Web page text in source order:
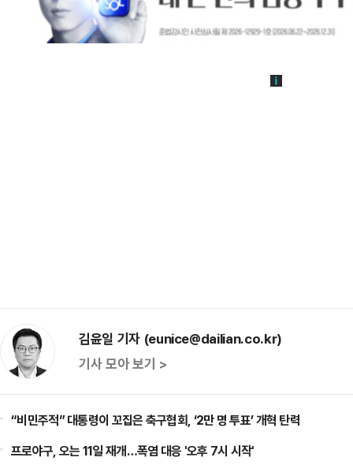
김윤일 기자 (eunice@dailian.co.kr)
기사 모아 보기 >
“비민주적” 대통령이 꼬집은 축구협회, ‘2만 명 투표’ 개혁 탄력
프로야구, 오는 11일 재개…폭염 대응 '오후 7시 시작'